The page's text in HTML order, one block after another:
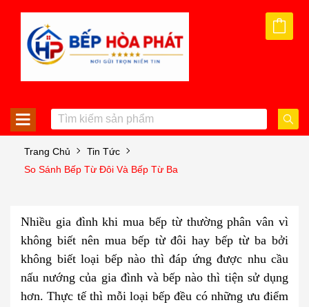
Trang Chủ
Tin Tức
So Sánh Bếp Từ Đôi Và Bếp Từ Ba
Nhiều gia đình khi mua bếp từ thường phân vân vì
không biết nên mua bếp từ đôi hay bếp từ ba bởi
không biết loại bếp nào thì đáp ứng được nhu cầu
nấu nướng của gia đình và bếp nào thì tiện sử dụng
hơn. Thực tế thì mỗi loại bếp đều có những ưu điểm